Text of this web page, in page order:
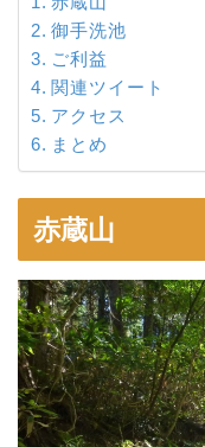
御手洗池
ご利益
関連ツイート
アクセス
まとめ
赤蔵山